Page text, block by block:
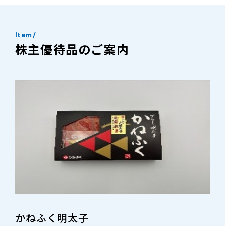
Item/
株主優待品のご案内
かねふく明太子